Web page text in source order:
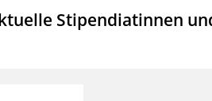
Stipendiatinnen